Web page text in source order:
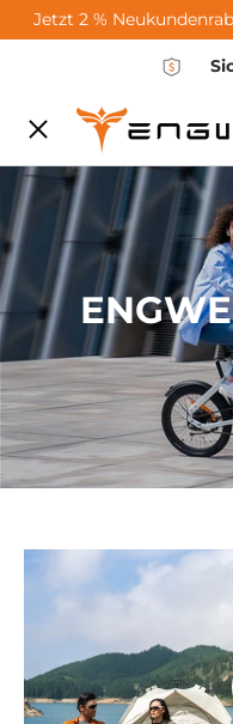
Skip to content
Jetzt 2 %
Menu
City-Sale
E-Bikes
Zubehör
Community